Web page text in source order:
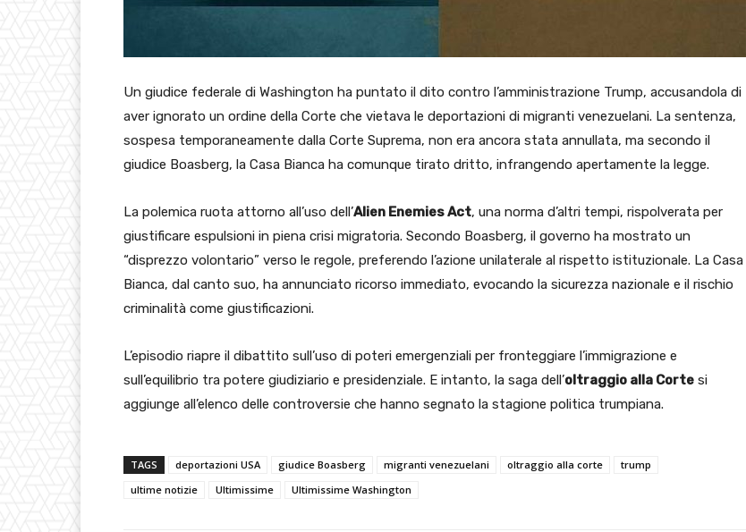
Un giudice federale di Washington ha puntato il dito contro l’amministrazione Trump, accusandola di
aver ignorato un ordine della Corte che vietava le deportazioni di migranti venezuelani. La sentenza,
sospesa temporaneamente dalla Corte Suprema, non era ancora stata annullata, ma secondo il
giudice Boasberg, la Casa Bianca ha comunque tirato dritto, infrangendo apertamente la legge.
La polemica ruota attorno all’uso dell’Alien Enemies Act, una norma d’altri tempi, rispolverata per
giustificare espulsioni in piena crisi migratoria. Secondo Boasberg, il governo ha mostrato un
“disprezzo volontario” verso le regole, preferendo l’azione unilaterale al rispetto istituzionale. La Casa
Bianca, dal canto suo, ha annunciato ricorso immediato, evocando la sicurezza nazionale e il rischio
criminalità come giustificazioni.
L’episodio riapre il dibattito sull’uso di poteri emergenziali per fronteggiare l’immigrazione e
sull’equilibrio tra potere giudiziario e presidenziale. E intanto, la saga dell’oltraggio alla Corte si
aggiunge all’elenco delle controversie che hanno segnato la stagione politica trumpiana.
TAGS deportazioni USA giudice Boasberg migranti venezuelani oltraggio alla corte
trump
ultime notizie
Ultimissime Ultimissime Washington